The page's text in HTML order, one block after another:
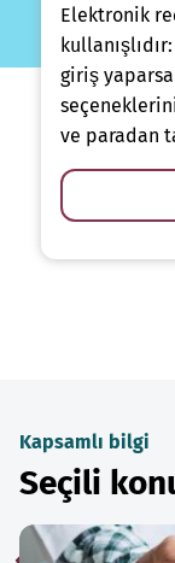
Elektronik
giriş
ve paradan
Kapsamlı bilgi
Seçili